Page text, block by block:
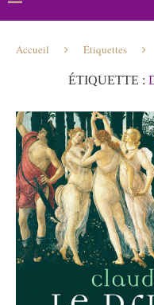
Accueil Étiquettes
ÉTIQUETTE :